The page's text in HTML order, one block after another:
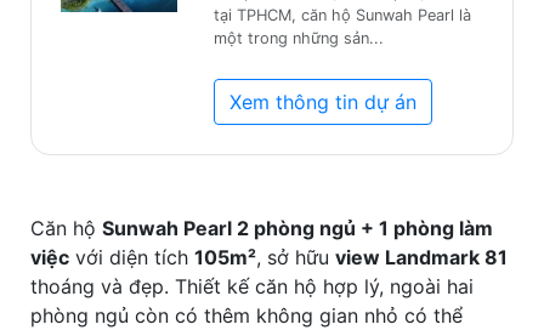
tại TPHCM, căn hộ Sunwah Pearl là
một trong những sản...
Xem thông tin dự án
Căn hộ Sunwah Pearl 2 phòng ngủ + 1 phòng làm
việc với diện tích 105m², sở hữu view Landmark 81
thoáng và đẹp. Thiết kế căn hộ hợp lý, ngoài hai
phòng ngủ còn có thêm không gian nhỏ có thể